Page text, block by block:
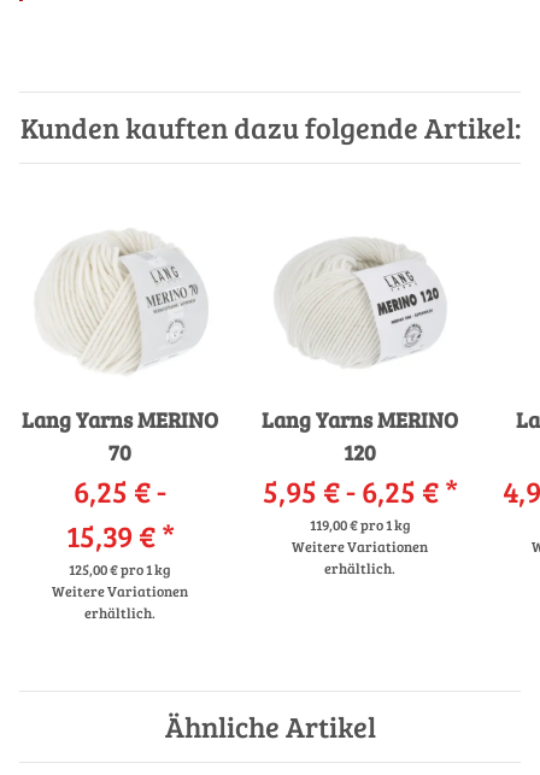
Kunden kauften dazu folgende Artikel:
Lang Yarns MERINO
70
6,25 € -
15,39 €*
125,00 € pro 1 kg
Weitere Variationen
erhältlich.
Lang Yarns MERINO
120
5,95 € -6,25 €*
119,00 € pro 1 kg
Weitere Variationen
erhältlich.
Ähnliche Artikel